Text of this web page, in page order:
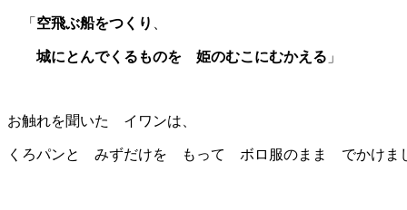
「 空飛ぶ船をつくり
城にとんでくるものを 姫のむこにむかえる 」
お触れを聞いた イワンは、
くろパンと みずだけを もって ボロ服のまま でかけま